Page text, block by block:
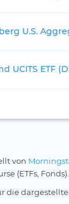
U.S.
UCITS ETF
von
(ETFs,
die